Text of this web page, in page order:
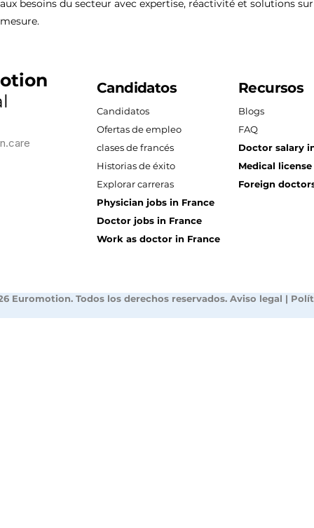
aux besoins du secteur avec expertise, réactivité et solutions sur
mesure.
Candidatos
Candidatos
Ofertas de empleo
clases de francés
Historias de éxito
Explorar carreras
Physician jobs in France
Doctor jobs in France
Work as doctor in France
Recursos
Blogs
FAQ
Doctor salary
Medical
Foreign
Euromotion. Todos los derechos reservados. Aviso legal |